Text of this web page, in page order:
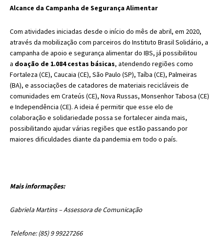
Alcance da Campanha de Segurança Alimentar
Com atividades iniciadas desde o início do mês de abril, em 2020,
através da mobilização com parceiros do Instituto Brasil Solidário, a
campanha de apoio e segurança alimentar do IBS, já possibilitou
a doação de 1.084 cestas básicas, atendendo regiões como
Fortaleza (CE), Caucaia (CE), São Paulo (SP), Taíba (CE), Palmeiras
(BA), e associações de catadores de materiais recicláveis de
comunidades em Crateús (CE), Nova Russas, Monsenhor Tabosa (CE)
e Independência (CE). A ideia é permitir que esse elo de
colaboração e solidariedade possa se fortalecer ainda mais,
possibilitando ajudar várias regiões que estão passando por
maiores dificuldades diante da pandemia em todo o país.
Mais informações:
Gabriela Martins – Assessora de Comunicação
Telefone: (85) 9 99227266